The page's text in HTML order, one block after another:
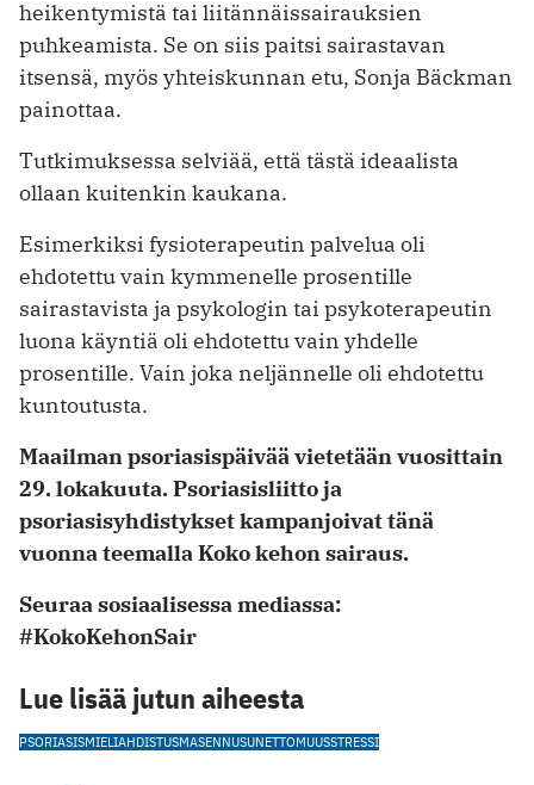
heikentymistä tai liitännäissairauksien
puhkeamista. Se on siis paitsi sairastavan
itsensä, myös yhteiskunnan etu, Sonja Bäckman
painottaa.
Tutkimuksessa selviää, että tästä ideaalista
ollaan kuitenkin kaukana.
Esimerkiksi fysioterapeutin palvelua oli
ehdotettu vain kymmenelle prosentille
sairastavista ja psykologin tai psykoterapeutin
luona käyntiä oli ehdotettu vain yhdelle
prosentille. Vain joka neljännelle oli ehdotettu
kuntoutusta.
Maailman psoriasispäivää vietetään vuosittain
29. lokakuuta. Psoriasisliitto ja
psoriasisyhdistykset kampanjoivat tänä
vuonna teemalla Koko kehon sairaus.
Seuraa sosiaalisessa mediassa:
#KokoKehonSair
Lue lisää jutun aiheesta
PSORIASISMIELIAHDISTUSMASENNUSUNETTOMUUSSTRESSI